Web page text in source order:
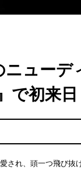
ニューデ
で初来日
され、頭一つ飛び抜